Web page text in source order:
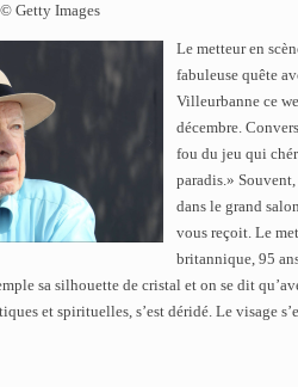
Getty Images
Le metteur en
fabuleuse quête
Villeurbanne ce
décembre.
fou du jeu qui
paradis.» Souvent,
dans le grand
vous reçoit. Le
britannique, 95
sa silhouette de cristal et on se dit
et spirituelles, s’est déridé. Le visage